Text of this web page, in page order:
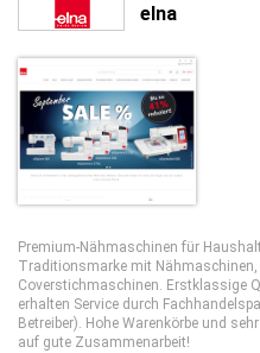
elna
Premium-Nähmaschinen für
Traditionsmarke mit Nähmaschinen,
Coverstichmaschinen. Erstklassige
erhalten Service durch
Betreiber). Hohe Warenkörbe und
auf gute Zusammenarbeit!